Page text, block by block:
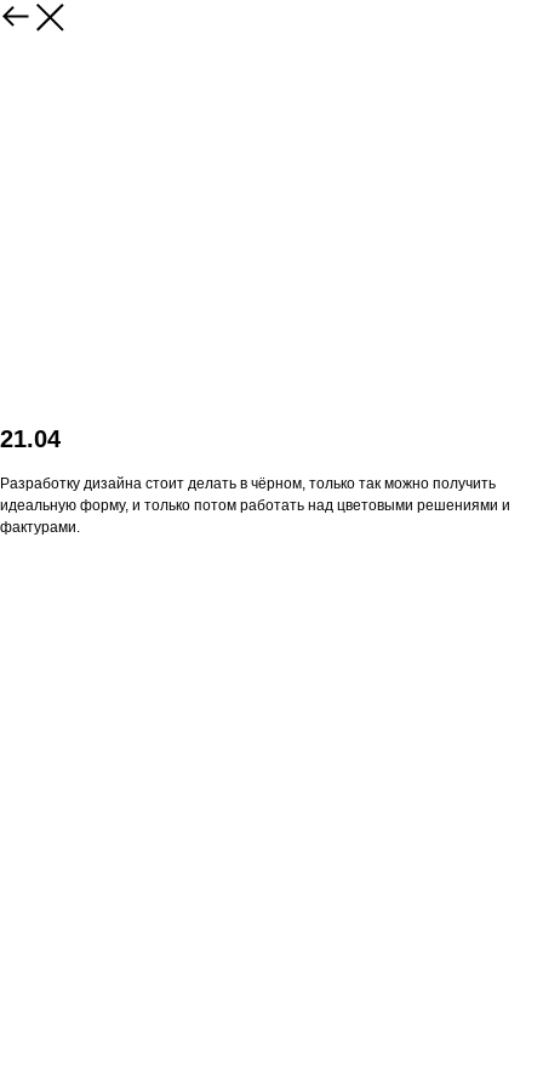
21.04
Разработку дизайна стоит делать в чёрном, только так можно получить
идеальную форму, и только потом работать над цветовыми решениями и
фактурами.